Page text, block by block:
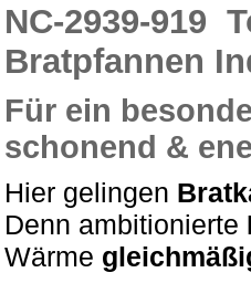
NC-2939-919
Bratpfannen
Für ein
schonend &
Hier gelingen
Denn ambitionierte
Wärme